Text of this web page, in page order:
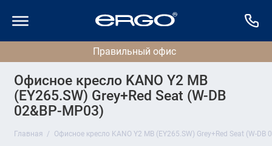
Офисное кресло KANO Y2 MB
(EY265.SW) Grey+Red Seat (W-DB
02&BP-MP03)
Главная Офисное кресло KANO Y2 MB (EY265.SW) Grey+Red Seat (W-DB